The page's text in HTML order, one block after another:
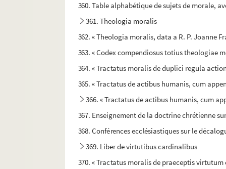
360. Table alphabétique de sujets de morale,
361. Theologia moralis
362. « Theologia moralis, data a R. P. Joanne
363. « Codex compendiosus totius theologiae
364. « Tractatus moralis de duplici regula
365. « Tractatus de actibus humanis, cum
366. « Tractatus de actibus humanis, cum
367. Enseignement de la doctrine chrétienne
368. Conférences ecclésiastiques sur le
369. Liber de virtutibus cardinalibus
370. « Tractatus moralis de praeceptis